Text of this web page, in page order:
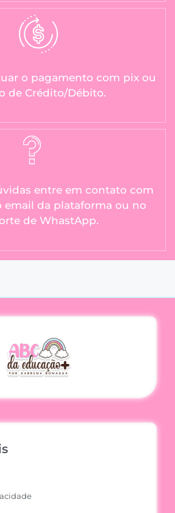
o pagamento com pix ou
de Crédito/Débito.
entre em contato com
email da plataforma ou no
de WhastApp.